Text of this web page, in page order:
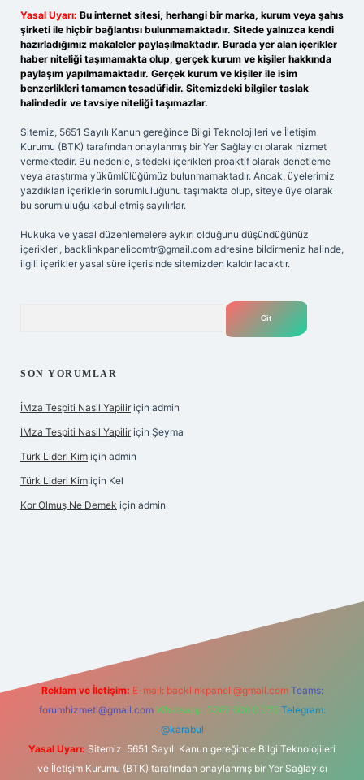
Yasal Uyarı: Bu internet sitesi, herhangi bir marka, kurum veya şahıs
şirketi ile hiçbir bağlantısı bulunmamaktadır. Sitede yalnızca kendi
hazırladığımız makaleler paylaşılmaktadır. Burada yer alan içerikler
haber niteliği taşımamakta olup, gerçek kurum ve kişiler hakkında
paylaşım yapılmamaktadır. Gerçek kurum ve kişiler ile isim
benzerlikleri tamamen tesadüfidir. Sitemizdeki bilgiler taslak
halindedir ve tavsiye niteliği taşımazlar.
Sitemiz, 5651 Sayılı Kanun gereğince Bilgi Teknolojileri ve İletişim
Kurumu (BTK) tarafından onaylanmış bir Yer Sağlayıcı olarak hizmet
vermektedir. Bu nedenle, sitedeki içerikleri proaktif olarak denetleme
veya araştırma yükümlülüğümüz bulunmamaktadır. Ancak, üyelerimiz
yazdıkları içeriklerin sorumluluğunu taşımakta olup, siteye üye olarak
bu sorumluluğu kabul etmiş sayılırlar.
Hukuka ve yasal düzenlemelere aykırı olduğunu düşündüğünüz
içerikleri, backlinkpanelicomtr@gmail.com adresine bildirmeniz halinde,
ilgili içerikler yasal süre içerisinde sitemizden kaldırılacaktır.
SON YORUMLAR
İMza Tespiti Nasil Yapilir için admin
İMza Tespiti Nasil Yapilir için Şeyma
Türk Lideri Kim için admin
Türk Lideri Kim için Kel
Kor Olmuş Ne Demek için admin
Reklam ve İletişim: E-mail: backlinkpaneli@gmail.com Teams:
forumhizmeti@gmail.com Whatsapp: 0262 606 0 726 Telegram:
@karabul
Yasal Uyarı: Sitemiz, 5651 Sayılı Kanun gereğince Bilgi Teknolojileri
ve İletişim Kurumu (BTK) tarafından onaylanmış bir Yer Sağlayıcı